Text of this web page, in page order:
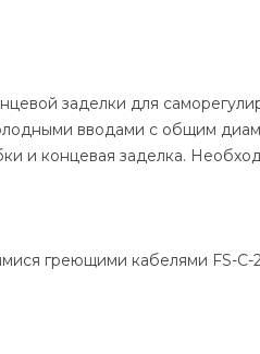
заделки для
вводами с общим
и концевая заделка.
греющими кабелями FS-C-